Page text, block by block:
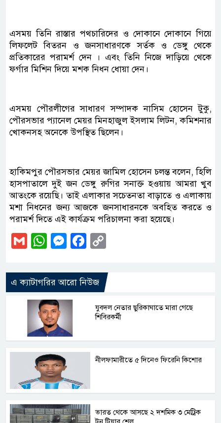
এসময় তিনি রাস্তার পথচারিদের ও দোকানে দোকানে গিয়ে
লিফলেট বিতরন ও জনসাধারণকে সর্তক ও ডেঙ্গু থেকে
প্রতিকারের পরামর্শ দেন । এবং তিনি নিজে দাড়িয়ে থেকে
ফর্গার মিশিন দিয়ে মশক নিধন ধোয়া দেন।
এসময় পৌরলীগের সাধারণ সম্পাদক নাসিম হোসেন টুকু,
পৌরসভার প্যানেল মেয়র মিনহাজুল ইসলাম লিটন, কমিশনার
খোকনসহ অনেকে উপস্থিত ছিলেন।
হাকিমপুর পৌরসভার মেয়র জামিল হোসেন চলন্ত বলেন, হিলি
হাসপাতালে দুই জন ডেঙ্গু রুগির সনাক্ত হওয়ায় আমরা খুব
আতংকে রয়েছি। তাই এলাকার সচেতনতা বাড়াতে ও এলাকায়
মশা নিধনের জন্য আজকে জনসাধারনকে অবহিত করতে ও
পরামর্শ দিতে এই কার্যক্রম পরিচালনা করা হয়েছে।
GmailWhatsApp
Messenger
Facebook
এ ক্যাটাগরির আরো নিউজ
যুবদল নেতার ছুরিকাঘাতে মারা গেছে
শিবিরকর্মী
নীলফামারীতে ৫ দিনেও ফিরেনি কিশোর
ভারত থেকে আসছে ২ দশমিক ৩ মেট্রিক